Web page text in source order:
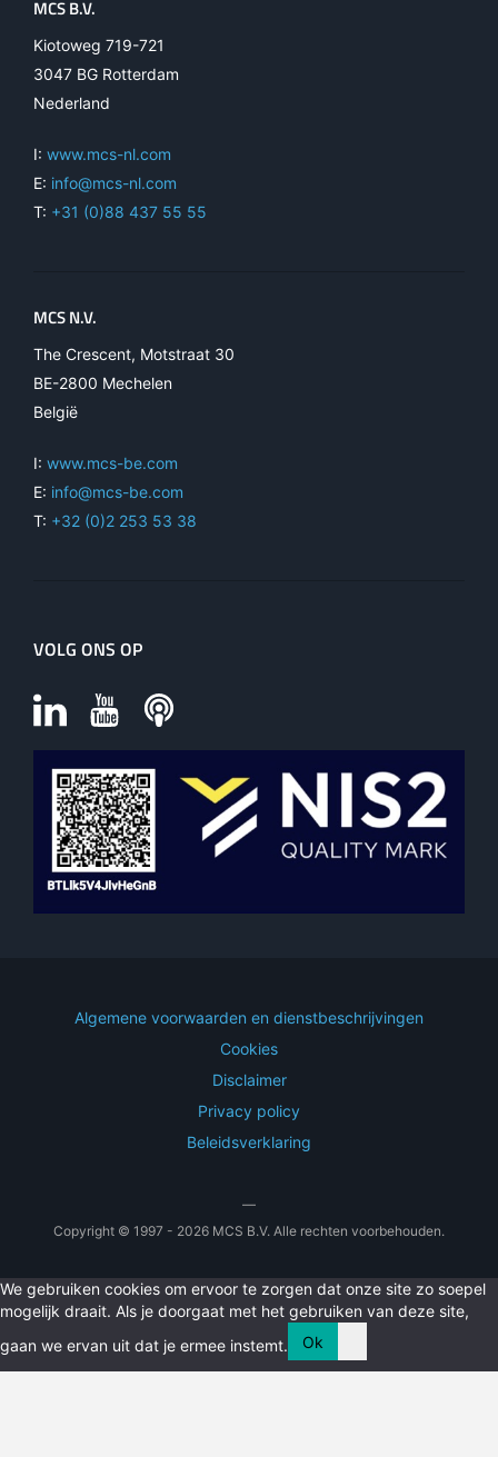
MCS B.V.
Kiotoweg 719-721
3047 BG Rotterdam
Nederland
I: www.mcs-nl.com
E: info@mcs-nl.com
T: +31 (0)88 437 55 55
MCS N.V.
The Crescent, Motstraat 30
BE-2800 Mechelen
België
I: www.mcs-be.com
E: info@mcs-be.com
T: +32 (0)2 253 53 38
VOLG ONS OP
Algemene voorwaarden en dienstbeschrijvingen
Cookies
Disclaimer
Privacy policy
Beleidsverklaring
—
Copyright © 1997 - 2026 MCS B.V. Alle rechten voorbehouden.
We gebruiken cookies om ervoor te zorgen dat onze site zo soepel
mogelijk draait. Als je doorgaat met het gebruiken van deze site,
gaan we ervan uit dat je ermee instemt.
Ok